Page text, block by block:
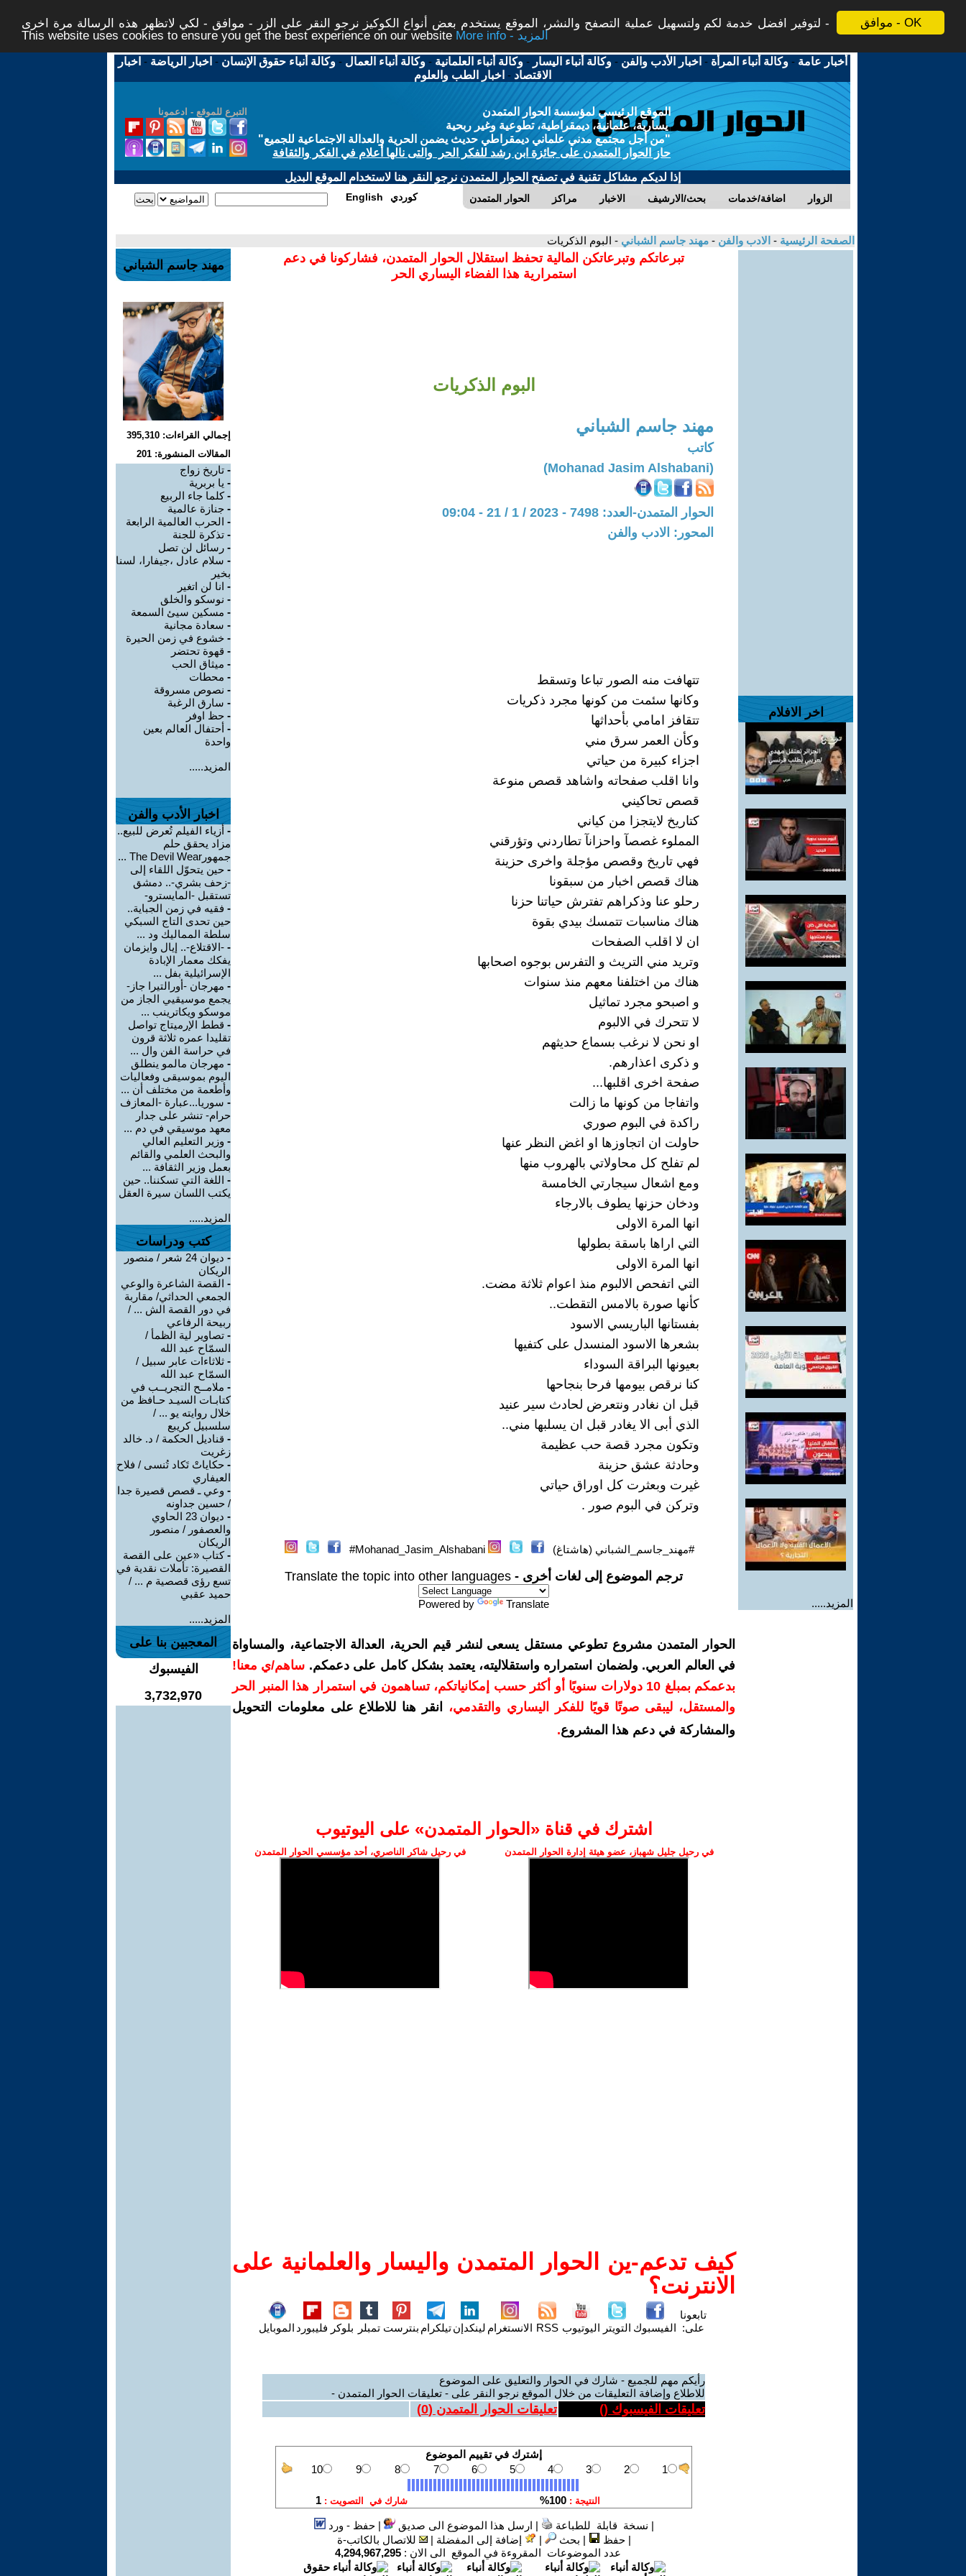
موافق - OK
لتوفير افضل خدمة لكم ولتسهيل عملية التصفح والنشر، الموقع يستخدم بعض أنواع الكوكيز نرجو النقر على الزر - موافق - لكي لاتظهر هذه الرسالة مرة اخرى -
This website uses cookies to ensure you get the best experience on our website
More info - المزيد
أخبار عامة -وكالة أنباء المرأة - اخبار الأدب والفن -وكالة أنباء اليسار -وكالة أنباء العلمانية -وكالة أنباء العمال -وكالة أنباء حقوق الإنسان - اخبار الرياضة - اخبار
الاقتصاد - اخبار الطب والعلوم
التبرع للموقع - ادعمونا
الموقع الرئيسي لمؤسسة الحوار المتمدن
يسارية، علمانية، ديمقراطية، تطوعية وغير ربحية
"من أجل مجتمع مدني علماني ديمقراطي حديث يضمن الحرية والعدالة الاجتماعية للجميع"
حاز الحوار المتمدن على جائزة ابن رشد للفكر الحر والتى نالها أعلام في الفكر والثقافة
إذا لديكم مشاكل تقنية في تصفح الحوار المتمدن نرجو النقر هنا لاستخدام الموقع البديل
الحوار المتمدن مراكز الاخبار بحث/الارشيف اضافة/خدمات الزوار English كوردي
الصفحة الرئيسية - الادب والفن - مهند جاسم الشباني - البوم الذكريات
اخر الافلام
المزيد.....
تبرعاتكم وتبرعاتكن المالية تحفظ استقلال الحوار المتمدن، فشاركونا في دعم
استمرارية هذا الفضاء اليساري الحر
البوم الذكريات
مهند جاسم الشباني
كاتب
(Mohanad Jasim Alshabani)
الحوار المتمدن-العدد: 7498 - 2023 / 1 / 21 - 09:04
المحور: الادب والفن
تتهافت منه الصور تباعا وتسقط
وكانها سئمت من كونها مجرد ذكريات
تتقافز امامي بأحداثها
وكأن العمر سرق مني
اجزاء كبيرة من حياتي
وانا اقلب صفحاته واشاهد قصص منوعة
قصص تحاكيني
كتاريخ لايتجزا من كياني
المملوء غصصآ واحزانآ تطاردني وتؤرقني
فهي تاريخ وقصص مؤجلة واخرى حزينة
هناك قصص اخبار من سبقونا
رحلو عنا وذكراهم تفترش حياتنا حزنا
هناك مناسبات تتمسك بيدي بقوة
ان لا اقلب الصفحات
وتريد مني التريث و التفرس بوجوه اصحابها
هناك من اختلفنا معهم منذ سنوات
و اصبحو مجرد تماثيل
لا تتحرك في الالبوم
او نحن لا نرغب بسماع حديثهم
و ذكرى اعذارهم.
صفحة اخرى اقلبها...
واتفاجا من كونها ما زالت
راكدة في البوم صوري
حاولت ان اتجاوزها او اغض النظر عنها
لم تفلح كل محاولاتي بالهروب منها
ومع اشعال سيجارتي الخامسة
ودخان حزنها يطوف بالارجاء
انها المرة الاولى
التي اراها باسقة بطولها
انها المرة الاولى
التي اتفحص الالبوم منذ اعوام ثلاثة مضت.
كأنها صورة بالامس التقطت..
بفستانها الباريسي الاسود
بشعرها الاسود المنسدل على كتفيها
بعيونها البراقة السوداء
كنا نرقص بيومها فرحا بنجاحها
قبل ان نغادر ونتعرض لحادث سير عنيد
الذي أبى الا يغادر قبل ان يسلبها مني..
وتكون مجرد قصة حب عظيمة
وحادثة عشق حزينة
غيرت وبعثرت كل اوراق حياتي
وتركن في البوم صور .
#مهند_جاسم_الشباني (هاشتاغ) Mohanad_Jasim_Alshabani#
ترجم الموضوع إلى لغات أخرى - Translate the topic into other languages
Powered by Translate
الحوار المتمدن مشروع تطوعي مستقل يسعى لنشر قيم الحرية، العدالة الاجتماعية، والمساواة
في العالم العربي. ولضمان استمراره واستقلاليته، يعتمد بشكل كامل على دعمكم. ساهم/ي معنا!
بدعمكم بمبلغ 10 دولارات سنويًا أو أكثر حسب إمكانياتكم، تساهمون في استمرار هذا المنبر الحر
والمستقل، ليبقى صوتًا قويًا للفكر اليساري والتقدمي،
انقر هنا للاطلاع على معلومات التحويل
والمشاركة في دعم هذا المشروع.
اشترك في قناة ‫«الحوار المتمدن» على اليوتيوب
في رحيل جليل شهباز، عضو هيئة إدارة الحوار المتمدن في رحيل شاكر الناصري، أحد مؤسسي الحوار المتمدن
كيف تدعم-ين الحوار المتمدن واليسار والعلمانية على
الانترنت؟
تابعونا
على: الفيسبوك التويتر اليوتيوب RSS الانستغرام لينكدإنتيلكرام بنترست تمبلر بلوكر فليبورد الموبايل
رأيكم مهم للجميع - شارك في الحوار والتعليق على الموضوع
للاطلاع وإضافة التعليقات من خلال الموقع نرجو النقر على - تعليقات الحوار المتمدن -
تعليقات الفيسبوك () تعليقات الحوار المتمدن (0
)
| نسخة قابلة للطباعة | ارسل هذا الموضوع الى صديق |حفظ - ورد
|حفظ | بحث | إضافة إلى المفضلة |
للاتصال بالكاتب-ة
عدد الموضوعات المقروءة في الموقع الى الان : 4,294,967,295
مهند جاسم الشباني
إجمالي القراءات: 395,310
المقالات المنشورة: 201
- تاريخ زواج
- يا بربرية
-كلما جاء الربيع
- جنازة عالمية
- الحرب العالمية الرابعة
- تذكرة للجنة
- رسائل لن تصل
- سلام عادل ،جيفارا، لسنا
بخير
- انا لن اتغير
- نوسكو والخلق
- مسكين سيئ السمعة
- سعادة مجانية
- خشوع في زمن الحيرة
- قهوة تحتضر
- ميثاق الحب
- محطات
- نصوص مسروقة
- سارق الرغبة
- حظ اوفر
- أحتفال العالم بعين
واحدة
المزيد.....
اخبار الأدب والفن
- أزياء الفيلم تُعرض للبيع..
مزاد يحقق حلم
جمهورThe Devil Wear ...
- حين يتحوّل اللقاء إلى
-زحف بشري-.. دمشق
تستقبل -المايسترو-
- فقيه في زمن الجباية..
حين تحدى التاج السبكي
سلطة المماليك ود ...
- -الاقتلاع-.. إيال وايزمان
يفكك معمار الإبادة
الإسرائيلية بفل ...
- مهرجان -أورالتيرا جاز-
يجمع موسيقيي الجاز من
موسكو ويكاترينب ...
- قطط الإرميتاج تواصل
تقليدا عمره ثلاثة قرون
في حراسة الفن وال ...
- مهرجان مالمو ينطلق
اليوم بموسيقى وفعاليات
وأطعمة من مختلف أن ...
- سوريا...عبارة -المعازف
حرام- تنشر على جدار
معهد موسيقي في دم ...
- وزير التعليم العالي
والبحث العلمي والقائم
بعمل وزير الثقافة ...
- اللغة التي تسكننا.. حين
يكتب اللسان سيرة العقل
المزيد.....
كتب ودراسات
-
ديوان 24 شعر / منصور
الريكان
- القصة الشاعرة والوعي
الجمعي الحداثي/ مقاربة
في دور القصة الش ... /
ربيحة الرفاعي
- تصاوير لية الظمأ /
السمّاح عبد الله
- ثلاثاءات عابر سبيل /
السمّاح عبد الله
- ملامــح التجريــب في
كتابـات السيـد حـافظ من
خلال روايته يو ... /
سلسبيل كريبع
- قناديل الحكمة / د. خالد
زغريت
- حكاياتْ تَكاد تُنسى / فلاح
العيفاري
- وعي ـ قصص قصيرة جدا
/ حسين جداونه
-
ديوان 23 الحاوي
والعصفور / منصور
الريكان
-كتاب «عين على القصة
القصيرة: تأملات نقدية في
تسع رؤى قصصية م ... /
حميد عقبي
المزيد.....
المعجبين بنا على
الفيسبوك
3,732,970